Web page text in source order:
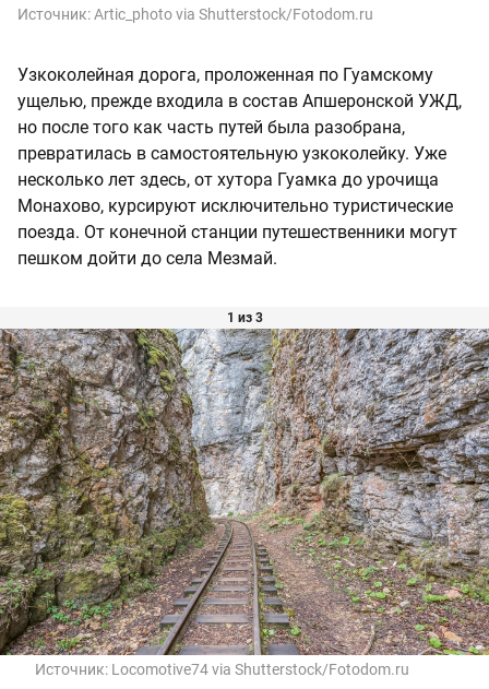
Источник:Artic_photo via Shutterstock/Fotodom.ru
Узкоколейная дорога, проложенная по Гуамскому
ущелью, прежде входила в состав Апшеронской УЖД,
но после того как часть путей была разобрана,
превратилась в самостоятельную узкоколейку. Уже
несколько лет здесь, от хутора Гуамка до урочища
Монахово, курсируют исключительно туристические
поезда. От конечной станции путешественники могут
пешком дойти до села Мезмай.
1 из 3
Источник: Locomotive74 via Shutterstock/Fotodom.ru